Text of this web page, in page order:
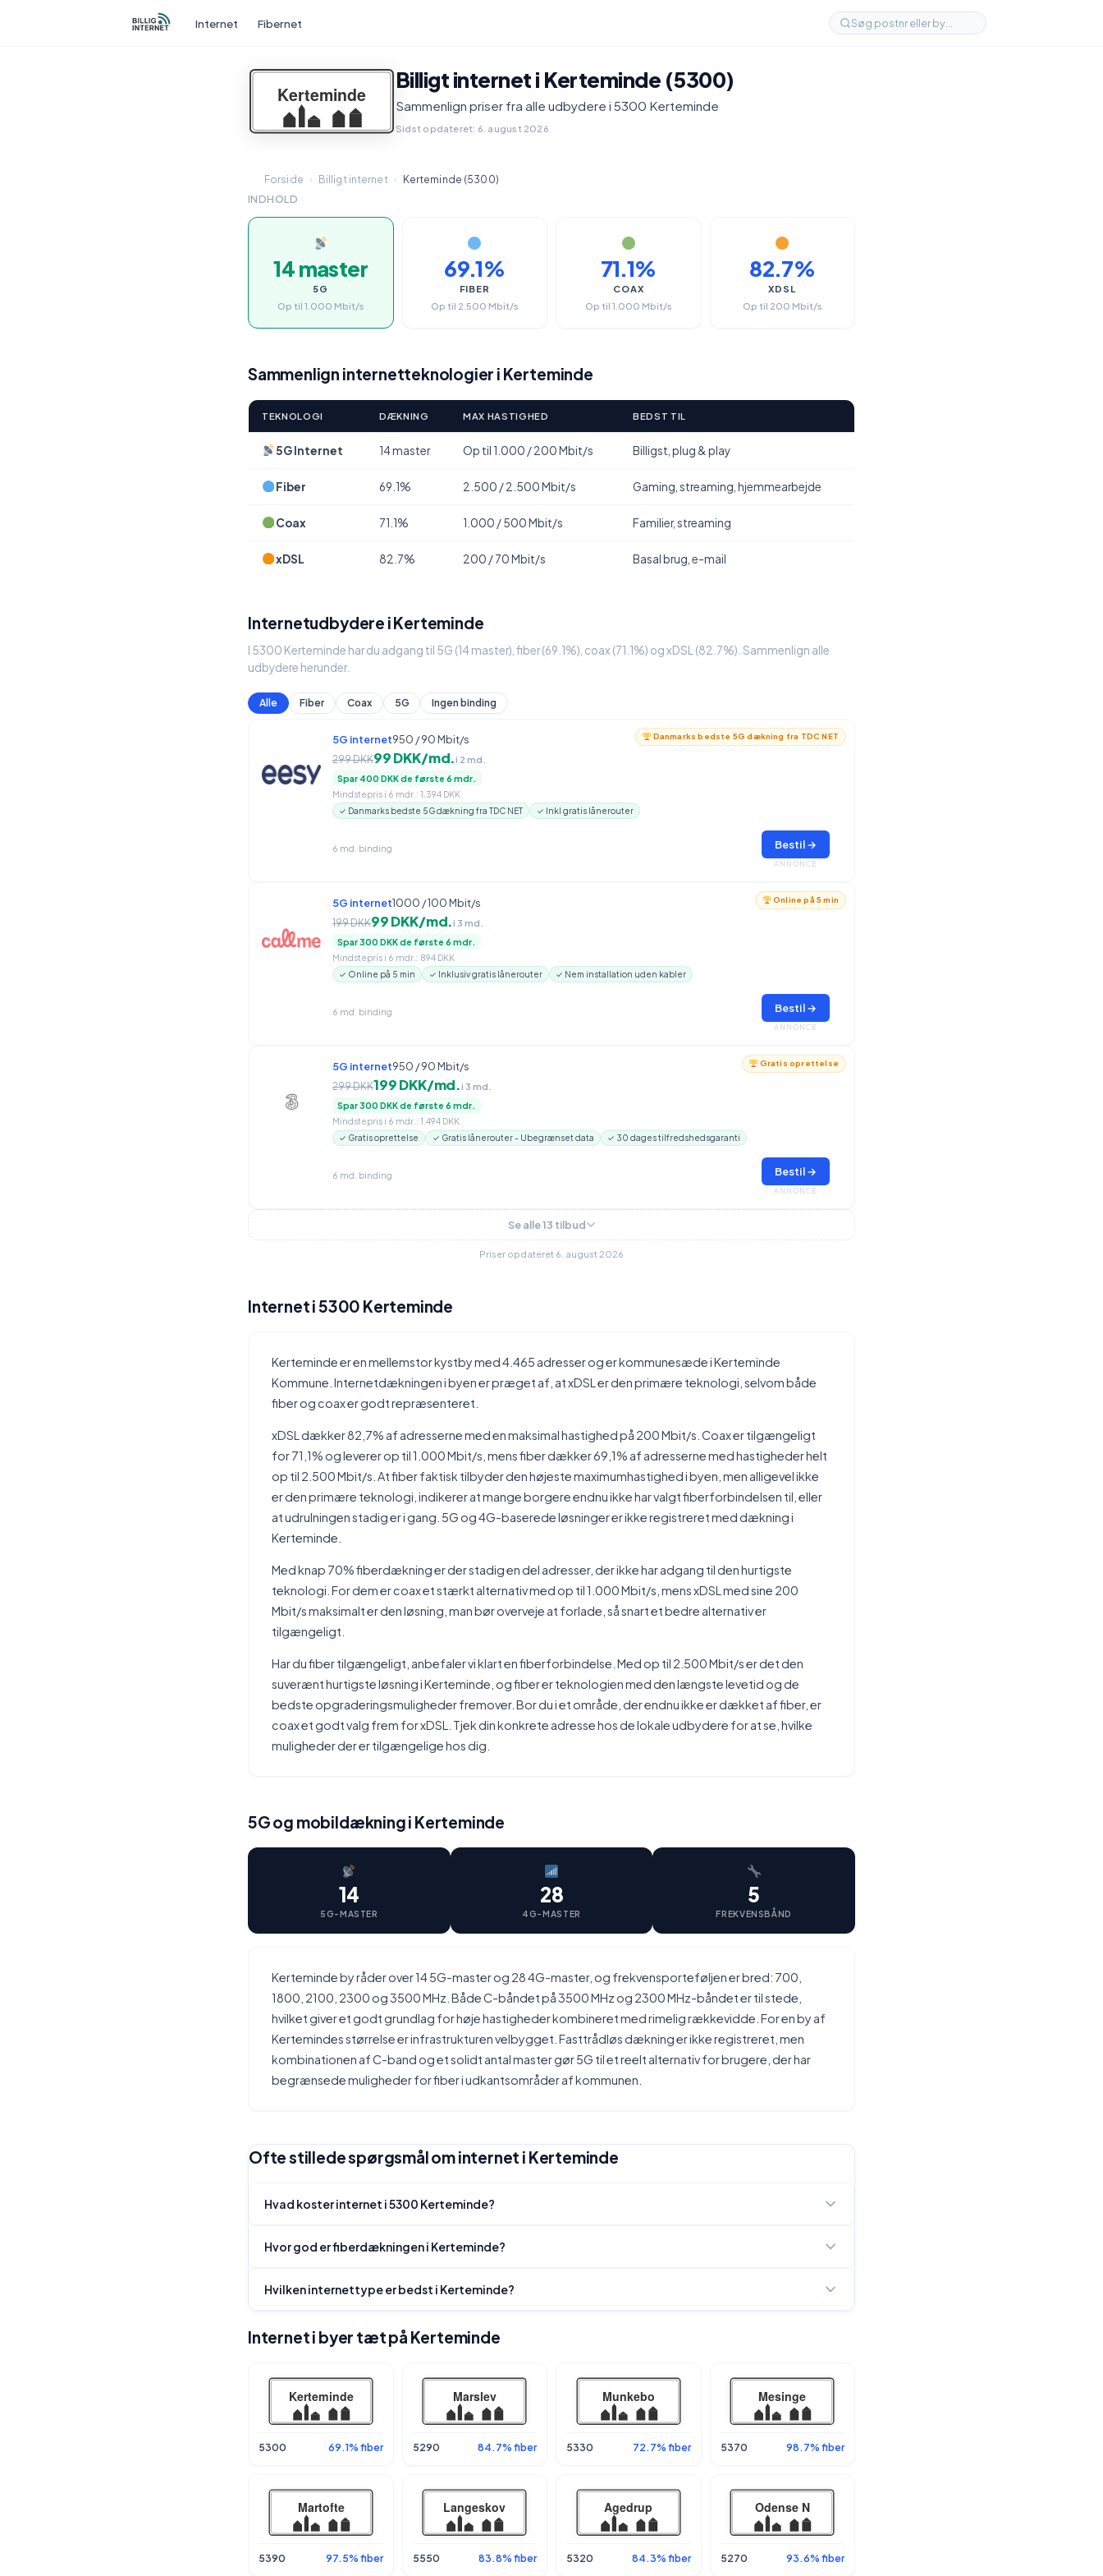
Internet Fibernet
Billigt internet i Kerteminde (5300)
Sammenlign priser fra alle udbydere i 5300 Kerteminde
Sidst opdateret: 6. august 2026
Forside › Billigt internet › Kerteminde (5300)
INDHOLD
14 master
5G
Op til 1.000 Mbit/s
69.1%
FIBER
Op til 2.500 Mbit/s
71.1%
COAX
Op til 1.000 Mbit/s
82.7%
XDSL
Op til 200 Mbit/s
Sammenlign internetteknologier i Kerteminde
TEKNOLOGI DÆKNING MAX HASTIGHED BEDST TIL
5G Internet 14 master Op til 1.000 / 200 Mbit/s Billigst, plug & play
Fiber 69.1% 2.500 / 2.500 Mbit/s Gaming, streaming, hjemmearbejde
Coax 71.1% 1.000 / 500 Mbit/s Familier, streaming
xDSL 82.7% 200 / 70 Mbit/s Basal brug, e-mail
Internetudbydere i Kerteminde
I 5300 Kerteminde har du adgang til 5G (14 master), fiber (69.1%), coax (71.1%) og xDSL (82.7%). Sammenlign alle
udbydere herunder.
Alle Fiber Coax 5G Ingen binding
Danmarks bedste 5G dækning fra TDC NET
5G internet950 / 90 Mbit/s
299 DKK99 DKK/md.i 2 md.
Spar 400 DKK de første 6 mdr.
Mindstepris i 6 mdr.: 1.394 DKK
✓ Danmarks bedste 5G dækning fra TDC NET ✓ Inkl gratis lånerouter
6 md. binding Bestil →
ANNONCE
Online på 5 min
5G internet1000 / 100 Mbit/s
199 DKK99 DKK/md.i 3 md.
Spar 300 DKK de første 6 mdr.
Mindstepris i 6 mdr.: 894 DKK
✓ Online på 5 min ✓ Inklusiv gratis lånerouter ✓ Nem installation uden kabler
6 md. binding Bestil →
ANNONCE
Gratis oprettelse
5G internet950 / 90 Mbit/s
299 DKK199 DKK/md.i 3 md.
Spar 300 DKK de første 6 mdr.
Mindstepris i 6 mdr.: 1.494 DKK
✓ Gratis oprettelse ✓ Gratis lånerouter - Ubegrænset data ✓ 30 dages tilfredshedsgaranti
6 md. binding Bestil →
ANNONCE
Se alle 13 tilbud
Priser opdateret 6. august 2026
Internet i 5300 Kerteminde
Kerteminde er en mellemstor kystby med 4.465 adresser og er kommunesæde i Kerteminde
Kommune. Internetdækningen i byen er præget af, at xDSL er den primære teknologi, selvom både
fiber og coax er godt repræsenteret.
xDSL dækker 82,7% af adresserne med en maksimal hastighed på 200 Mbit/s. Coax er tilgængeligt
for 71,1% og leverer op til 1.000 Mbit/s, mens fiber dækker 69,1% af adresserne med hastigheder helt
op til 2.500 Mbit/s. At fiber faktisk tilbyder den højeste maximumhastighed i byen, men alligevel ikke
er den primære teknologi, indikerer at mange borgere endnu ikke har valgt fiberforbindelsen til, eller
at udrulningen stadig er i gang. 5G og 4G-baserede løsninger er ikke registreret med dækning i
Kerteminde.
Med knap 70% fiberdækning er der stadig en del adresser, der ikke har adgang til den hurtigste
teknologi. For dem er coax et stærkt alternativ med op til 1.000 Mbit/s, mens xDSL med sine 200
Mbit/s maksimalt er den løsning, man bør overveje at forlade, så snart et bedre alternativ er
tilgængeligt.
Har du fiber tilgængeligt, anbefaler vi klart en fiberforbindelse. Med op til 2.500 Mbit/s er det den
suverænt hurtigste løsning i Kerteminde, og fiber er teknologien med den længste levetid og de
bedste opgraderingsmuligheder fremover. Bor du i et område, der endnu ikke er dækket af fiber, er
coax et godt valg frem for xDSL. Tjek din konkrete adresse hos de lokale udbydere for at se, hvilke
muligheder der er tilgængelige hos dig.
5G og mobildækning i Kerteminde
14
5G-MASTER
28
4G-MASTER
5
FREKVENSBÅND
Kerteminde by råder over 14 5G-master og 28 4G-master, og frekvensporteføljen er bred: 700,
1800, 2100, 2300 og 3500 MHz. Både C-båndet på 3500 MHz og 2300 MHz-båndet er til stede,
hvilket giver et godt grundlag for høje hastigheder kombineret med rimelig rækkevidde. For en by af
Kertemindes størrelse er infrastrukturen velbygget. Fasttrådløs dækning er ikke registreret, men
kombinationen af C-band og et solidt antal master gør 5G til et reelt alternativ for brugere, der har
begrænsede muligheder for fiber i udkantsområder af kommunen.
Ofte stillede spørgsmål om internet i Kerteminde
Hvad koster internet i 5300 Kerteminde?
Hvor god er fiberdækningen i Kerteminde?
Hvilken internettype er bedst i Kerteminde?
Internet i byer tæt på Kerteminde
5300 69.1% fiber 5290 84.7% fiber 5330 72.7% fiber 5370 98.7% fiber
5390 97.5% fiber 5550 83.8% fiber 5320 84.3% fiber 5270 93.6% fiber